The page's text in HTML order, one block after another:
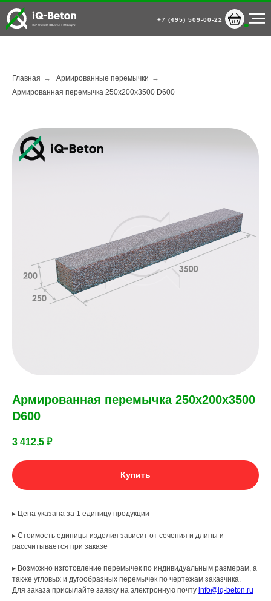
+7 (495) 509-00-22
Главная → Армированные перемычки →
Армированная перемычка 250х200х3500 D600
Армированная перемычка 250х200х3500
D600
3 412,5 ₽
Купить
▸ Цена указана за 1 единицу продукции
▸ Стоимость единицы изделия зависит от сечения и длины и
рассчитывается при заказе
▸ Возможно изготовление перемычек по индивидуальным размерам, а
также угловых и дугообразных перемычек по чертежам заказчика.
Для заказа присылайте заявку на электронную почту info@iq-beton.ru